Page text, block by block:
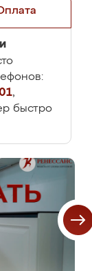
,
быстро